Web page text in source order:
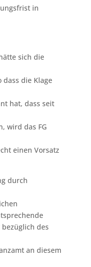
in
sich die
dass die Klage
hat, dass seit
wird das FG
einen Vorsatz
durch
bezüglich des
an diesem